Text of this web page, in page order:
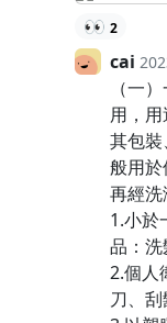
👀 2
cai
（一
用，
其包
般用
再經洗
1.小於
品：洗
2.個人
刀、刮